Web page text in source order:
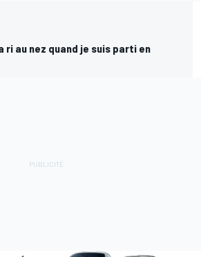
ri au nez quand je suis parti en